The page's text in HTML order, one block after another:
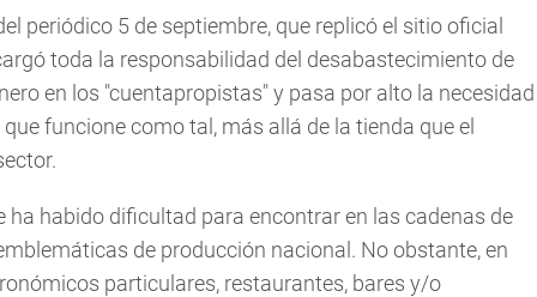
periódico 5 de septiembre, que replicó el sitio oficial
toda la responsabilidad del desabastecimiento de
en los "cuentapropistas" y pasa por alto la necesidad
funcione como tal, más allá de la tienda que el
ha habido dificultad para encontrar en las cadenas de
de producción nacional. No obstante, en
particulares, restaurantes, bares y/o